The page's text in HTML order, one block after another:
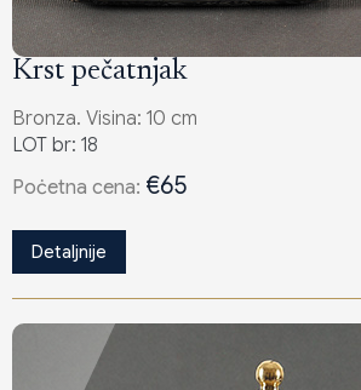
Krst pečatnjak
Bronza. Visina: 10 cm
LOT br: 18
Poċetna cena: €65
Detaljnije